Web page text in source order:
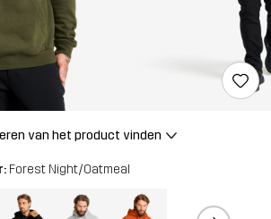
van het product vinden
Forest Night/Oatmeal